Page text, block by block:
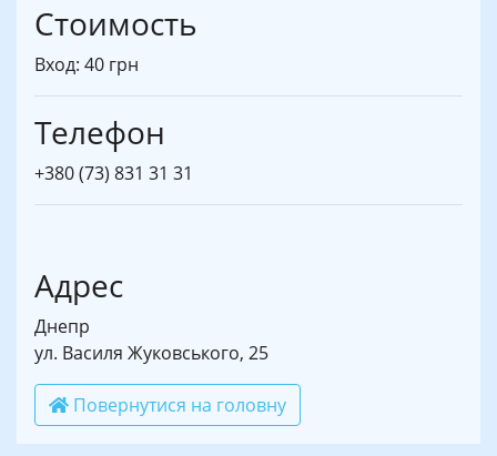
Стоимость
Вход: 40 грн
Телефон
+380 (73) 831 31 31
Адрес
Днепр
ул. Василя Жуковського, 25
Повернутися на головну